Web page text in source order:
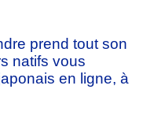
prend tout son
natifs vous
en ligne, à